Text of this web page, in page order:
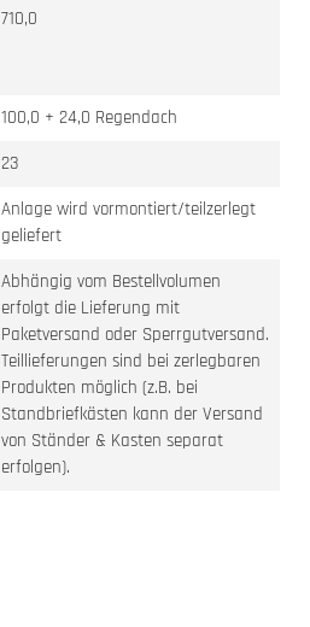
710,0
100,0 + 24,0 Regendach
23
Anlage wird vormontiert/teilzerlegt
geliefert
Abhängig vom Bestellvolumen
erfolgt die Lieferung mit
Paketversand oder Sperrgutversand.
Teillieferungen sind bei zerlegbaren
Produkten möglich (z.B. bei
Standbriefkästen kann der Versand
von Ständer & Kasten separat
erfolgen).